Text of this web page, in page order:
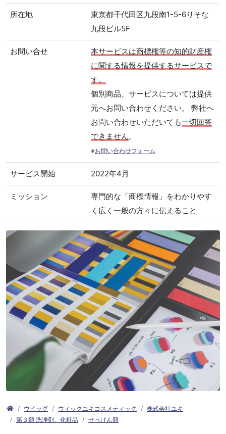
所在地
東京都千代田区九段南1-5-6りそな
九段ビル5F
お問い合せ
本サービスは商標権等の知的財産権
に関する情報を提供するサービスで
す。
個別商品、サービスについては提供
元へお問い合わせください。 弊社へ
お問い合わせいただいても一切回答
できません。
※お問い合わせフォーム
サービス開始 2022年4月
ミッション
専門的な「商標情報」をわかりやす
く広く一般の方々に伝えること
ウイッグ ウィッグユキコスメティック
株式会社ユキ
第３類 洗浄剤、化粧品
せっけん類